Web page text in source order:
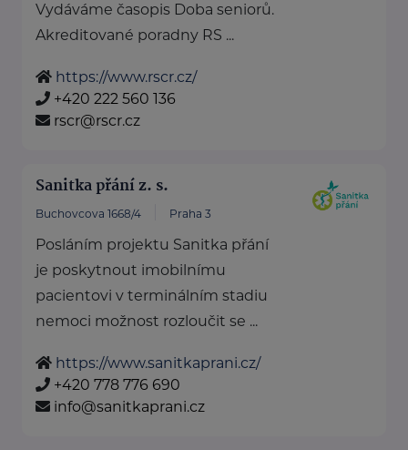
Vydáváme časopis Doba seniorů.
Akreditované poradny RS ...
https://www.rscr.cz/
+420 222 560 136
rscr@rscr.cz
Sanitka přání z. s.
Buchovcova 1668/4 Praha 3
Posláním projektu Sanitka přání
je poskytnout imobilnímu
pacientovi v terminálním stadiu
nemoci možnost rozloučit se ...
https://www.sanitkaprani.cz/
+420 778 776 690
info@sanitkaprani.cz